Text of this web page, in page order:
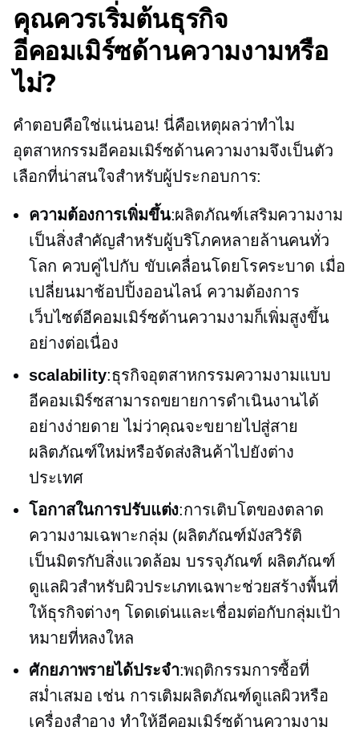
คุณควรเริ่มต้นธุรกิจ
อีคอมเมิร์ซด้านความงามหรือ
ไม่?
คำตอบคือใช่แน่นอน! นี่คือเหตุผลว่าทำไม
อุตสาหกรรมอีคอมเมิร์ซด้านความงามจึงเป็นตัว
เลือกที่น่าสนใจสำหรับผู้ประกอบการ:
ความต้องการเพิ่มขึ้น:ผลิตภัณฑ์เสริมความงาม
เป็นสิ่งสำคัญสำหรับผู้บริโภคหลายล้านคนทั่ว
โลก ควบคู่ไปกับ ขับเคลื่อนโดยโรคระบาด เมื่อ
เปลี่ยนมาช้อปปิ้งออนไลน์ ความต้องการ
เว็บไซต์อีคอมเมิร์ซด้านความงามก็เพิ่มสูงขึ้น
อย่างต่อเนื่อง
scalability:ธุรกิจอุตสาหกรรมความงามแบบ
อีคอมเมิร์ซสามารถขยายการดำเนินงานได้
อย่างง่ายดาย ไม่ว่าคุณจะขยายไปสู่สาย
ผลิตภัณฑ์ใหม่หรือจัดส่งสินค้าไปยังต่าง
ประเทศ
โอกาสในการปรับแต่ง:การเติบโตของตลาด
ความงามเฉพาะกลุ่ม (ผลิตภัณฑ์มังสวิรัติ
เป็นมิตรกับสิ่งแวดล้อม บรรจุภัณฑ์ ผลิตภัณฑ์
ดูแลผิวสำหรับผิวประเภทเฉพาะช่วยสร้างพื้นที่
ให้ธุรกิจต่างๆ โดดเด่นและเชื่อมต่อกับกลุ่มเป้า
หมายที่หลงใหล
ศักยภาพรายได้ประจำ:พฤติกรรมการซื้อที่
สม่ำเสมอ เช่น การเติมผลิตภัณฑ์ดูแลผิวหรือ
เครื่องสำอาง ทำให้อีคอมเมิร์ซด้านความงาม